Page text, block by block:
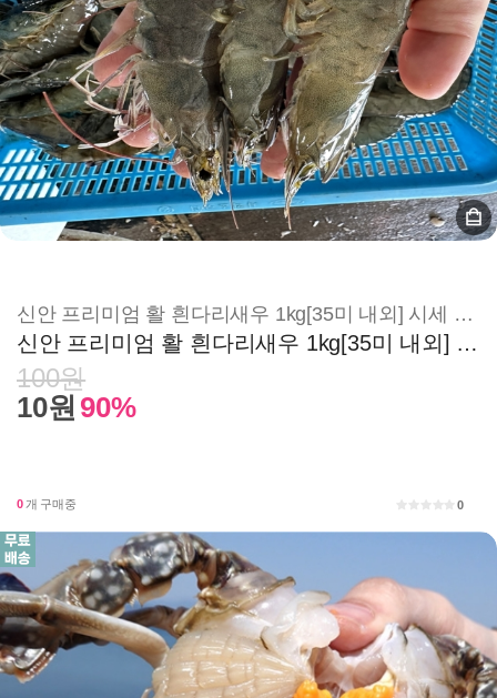
신안 프리미엄 활 흰다리새우 1kg[35미 내외] 시세 전화문의 010-9074-8877
신안 프리미엄 활 흰다리새우 1kg[35미 내외] 시세 전화문의 010-9074-8877
100원
10원 90%
0 개 구매중 0